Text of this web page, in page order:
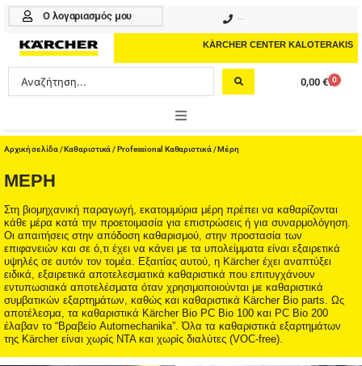
Μετάβαση
περιεχόμενο
Ο λογαριασμός μου
KÄRCHER CENTER KALOTERAKIS
Search
...
0,00 € 0
Cart
ONLINE SHOP
HOME & GARDEN
PROFESSIONAL
ΑΞΕΣΟΥΑΡ
ΚΑΘΑΡΙΣΤΙΚΑ
ΥΠΗΡΕΣΙΕΣ-ΝΕΑ-ΛΥΣΕΙΣ
Αρχική σελίδα /Καθαριστικά /Professional Καθαριστικά / Μέρη
ΜΈΡΗ
Στη βιομηχανική παραγωγή, εκατομμύρια μέρη πρέπει να καθαρίζονται
κάθε μέρα κατά την προετοιμασία για επιστρώσεις ή για συναρμολόγηση.
Οι απαιτήσεις στην απόδοση καθαρισμού, στην προστασία των
επιφανειών και σε ό,τι έχει να κάνει με τα υπολείμματα είναι εξαιρετικά
υψηλές σε αυτόν τον τομέα. Εξαιτίας αυτού, η Kärcher έχει αναπτύξει
ειδικά, εξαιρετικά αποτελεσματικά καθαριστικά που επιτυγχάνουν
εντυπωσιακά αποτελέσματα όταν χρησιμοποιούνται με καθαριστικά
συμβατικών εξαρτημάτων, καθώς και καθαριστικά Kärcher Bio parts. Ως
αποτέλεσμα, τα καθαριστικά Kärcher Bio PC Bio 100 και PC Bio 200
έλαβαν το “Βραβείο Automechanika”. Όλα τα καθαριστικά εξαρτημάτων
της Kärcher είναι χωρίς NTA και χωρίς διαλύτες (VOC-free).